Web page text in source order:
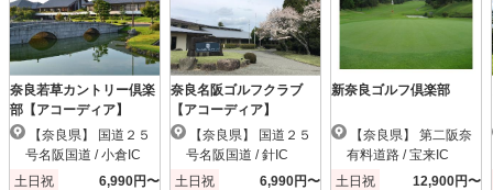
奈良若草カントリー倶楽
部【アコーディア】
号名阪国道 / 小倉IC
土日祝
6,990円〜
奈良名阪ゴルフクラブ
【アコーディア】
号名阪国道 / 針IC
土日祝
6,990円〜
新奈良ゴルフ倶楽部
有料道路 / 宝来IC
土日祝
12,900円〜